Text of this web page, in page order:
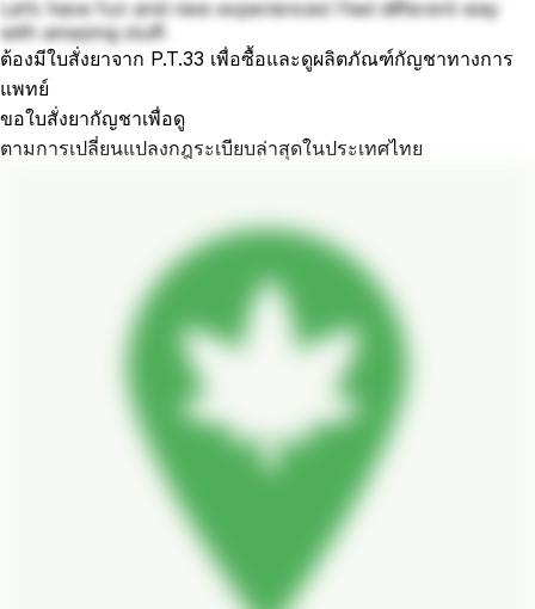
Let’s have fun and new experiences! Feel different way
with amazing stuff.
ต้องมีใบสั่งยาจาก P.T.33 เพื่อซื้อและดูผลิตภัณฑ์กัญชาทางการ
แพทย์
ขอใบสั่งยากัญชาเพื่อดู
ตามการเปลี่ยนแปลงกฎระเบียบล่าสุดในประเทศไทย